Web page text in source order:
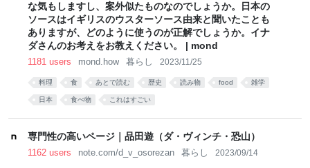
な気もしますし、案外似たものなのでしょうか。日本の
ソースはイギリスのウスターソース由来と聞いたことも
ありますが、どのように使うのが正解でしょうか。イナ
ダさんのお考えをお教えください。 | mond
1181 users mond.how 暮らし 2023/11/25
料理 食 あとで読む 歴史 読み物 food 雑学
日本 食べ物 これはすごい
専門性の高いページ｜品田遊（ダ・ヴィンチ・恐山）
1162 users note.com/d_v_osorezan 暮らし 2023/09/14